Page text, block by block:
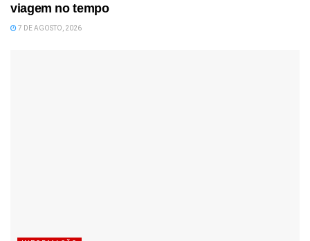
viagem no tempo
7 DE AGOSTO, 2026